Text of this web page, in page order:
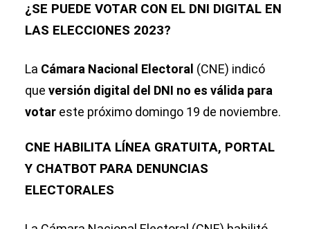
¿SE PUEDE VOTAR CON EL DNI DIGITAL EN
LAS ELECCIONES 2023?
La Cámara Nacional Electoral (CNE) indicó
que versión digital del DNI no es válida para
votar este próximo domingo 19 de noviembre.
CNE HABILITA LÍNEA GRATUITA, PORTAL
Y CHATBOT PARA DENUNCIAS
ELECTORALES